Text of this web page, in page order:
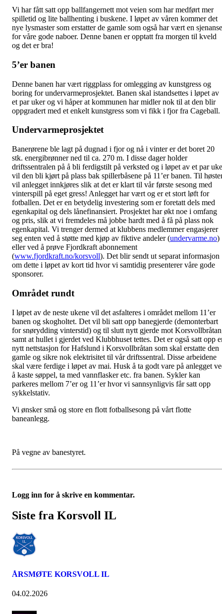
Vi har fått satt opp ballfangernett mot veien som har medført mer
spilletid og lite ballhenting i buskene. I løpet av våren kommer det
nye lysmaster som erstatter de gamle som også har vært en sjenanse
for våre gode naboer. Denne banen er opptatt fra morgen til kveld
og det er bra!
5’er banen
Denne banen har vært riggplass for omlegging av kunstgress og
boring for undervarmeprosjektet. Banen skal istandsettes i løpet av
et par uker og vi håper at kommunen har midler nok til at den blir
oppgradert med et enkelt kunstgress som vi fikk i fjor fra Cageball.
Undervarmeprosjektet
Banerørene ble lagt på dugnad i fjor og nå i vinter er det boret 20
stk. energibrønner ned til ca. 270 m. I disse dager holder
driftssentralen på å bli ferdigstilt på verksted og i løpet av et par
vil den bli kjørt på plass bak spillerbåsene på 11’er banen. Til
vil anlegget innkjøres slik at det er klart til vår første sesong med
vinterspill på eget gress! Anlegget har vært og er et stort løft for
fotballen. Det er en betydelig investering som er foretatt dels med
egenkapital og dels lånefinansiert. Prosjektet har økt noe i omfang
og pris, slik at vi fremdeles må jobbe hardt med å få på plass nok
egenkapital. Vi trenger dermed at klubbens medlemmer engasjerer
seg enten ved å støtte med kjøp av fiktive andeler (undervarme.no)
eller ved å prøve Fjordkraft abonnement
(www.fjordkraft.no/korsvoll). Det blir sendt ut separat informasjon
om dette i løpet av kort tid hvor vi samtidig presenterer våre gode
sponsorer.
Området rundt
I løpet av de neste ukene vil det asfalteres i området mellom 11’er
banen og skogholtet. Det vil bli satt opp banegjerde (demonterbart
for snørydding vinterstid) og til slutt nytt gjerde mot
samt at hullet i gjerdet ved Klubbhuset tettes. Det er også satt opp
nytt nettstasjon for Hafslund i Korsvollbråtan som skal erstatte den
gamle og sikre nok elektrisitet til vår driftssentral. Disse arbeidene
skal være ferdige i løpet av mai. Husk å ta godt vare på anlegget
å kaste søppel, ta med vannflasker etc. fra banen. Sykler kan
parkeres mellom 7’er og 11’er hvor vi sannsynligvis får satt opp
sykkelstativ.
Vi ønsker små og store en flott fotballsesong på vårt flotte
baneanlegg.
På vegne av banestyret.
Logg inn for å skrive en kommentar.
Siste fra Korsvoll IL
ÅRSMØTE KORSVOLL IL
04.02.2026